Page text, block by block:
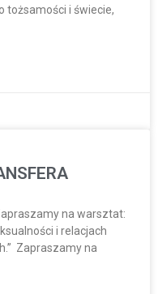
o tożsamości i świecie,
na warsztat:
i relacjach
Zapraszamy na